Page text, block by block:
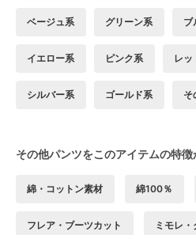
ベージュ系 グリーン系 ブ
イエロー系 ピンク系 レッ
シルバー系 ゴールド系 そ
その他パンツをこのアイテムの特徴
綿・コットン素材 綿100％
フレア・ブーツカット ミモレ